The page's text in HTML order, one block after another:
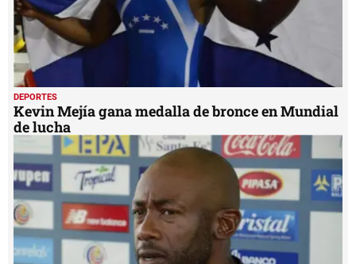
DEPORTES
Kevin Mejía gana medalla de bronce en Mundial
de lucha